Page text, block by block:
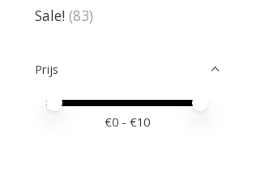
Sale! (83)
Prijs
Minimale prijswaarde
Price maximum value
€0 - €10